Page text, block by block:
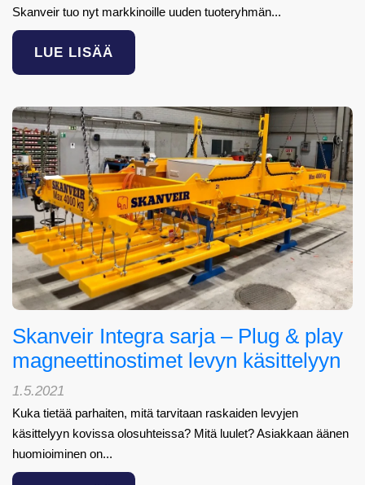
Skanveir tuo nyt markkinoille uuden tuoteryhmän...
LUE LISÄÄ
Skanveir Integra sarja – Plug & play
magneettinostimet levyn käsittelyyn
1.5.2021
Kuka tietää parhaiten, mitä tarvitaan raskaiden levyjen
käsittelyyn kovissa olosuhteissa? Mitä luulet? Asiakkaan äänen
huomioiminen on...